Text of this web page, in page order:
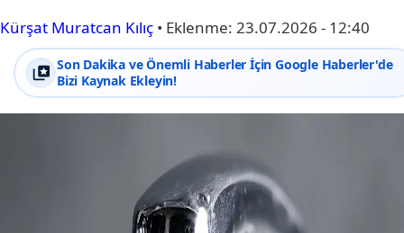
Kürşat Muratcan Kılıç • Eklenme: 23.07.2026 - 12:40
Son Dakika ve Önemli Haberler İçin Google Haberler'de
Bizi Kaynak Ekleyin!